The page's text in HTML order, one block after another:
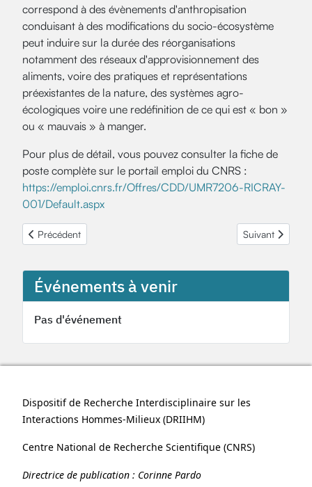
Événements à venir
Pas d'événement
correspond à des évènements d'anthropisation
conduisant à des modifications du socio-écosystème
peut induire sur la durée des réorganisations
notamment des réseaux d'approvisionnement des
aliments, voire des pratiques et représentations
préexistantes de la nature, des systèmes agro-
écologiques voire une redéfinition de ce qui est « bon »
ou « mauvais » à manger.
Pour plus de détail, vous pouvez consulter la fiche de
poste complète sur le portail emploi du CNRS :
https://emploi.cnrs.fr/Offres/CDD/UMR7206-RICRAY-
001/Default.aspx
Article précédent : Nouvelle deadline pour l'APR 2022 !
Précédent Article suivant :
Suivant
Dispositif de Recherche Interdisciplinaire sur les
Interactions Hommes-Milieux (DRIIHM)
Centre National de Recherche Scientifique (CNRS)
Directrice de publication : Corinne Pardo